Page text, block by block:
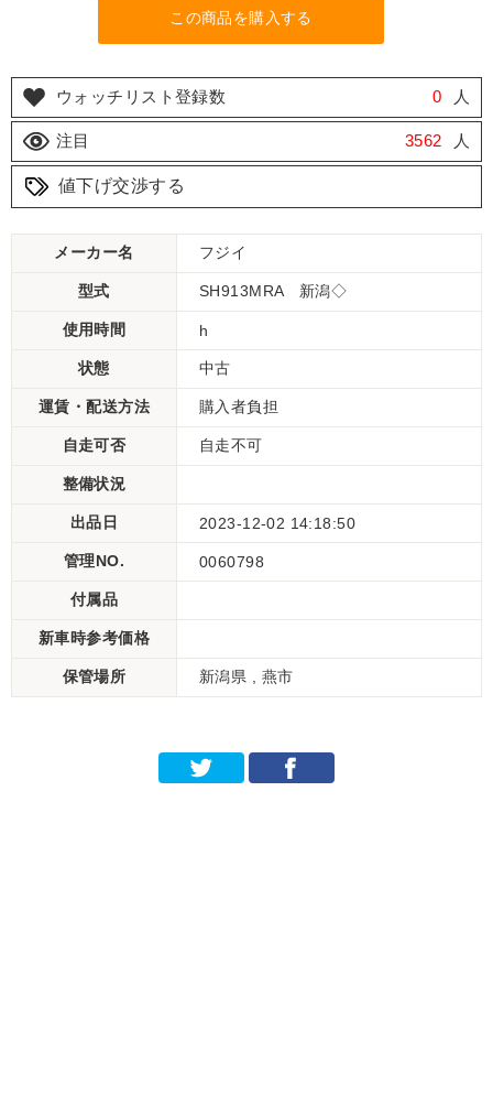
この商品を購入する
ウォッチリスト登録数 0 人
注目 3562 人
値下げ交渉する
メーカー名 フジイ
型式 SH913MRA 新潟◇
使用時間 h
状態 中古
運賃・配送方法 購入者負担
自走可否 自走不可
整備状況
出品日 2023-12-02 14:18:50
管理NO. 0060798
付属品
新車時参考価格
保管場所 新潟県 , 燕市